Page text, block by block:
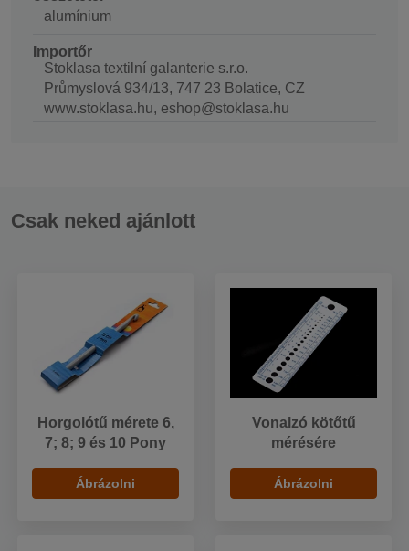
alumínium
Importőr
Stoklasa textilní galanterie s.r.o.
Průmyslová 934/13, 747 23 Bolatice, CZ
www.stoklasa.hu, eshop@stoklasa.hu
Csak neked ajánlott
Horgolótű mérete 6,
7; 8; 9 és 10 Pony
Ábrázolni
Vonalzó kötőtű
mérésére
Ábrázolni